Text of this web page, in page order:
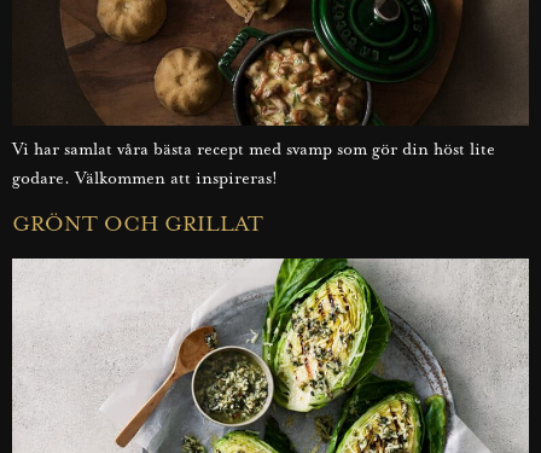
Vi har samlat våra bästa recept med svamp som gör din höst lite
godare. Välkommen att inspireras!
GRÖNT OCH GRILLAT